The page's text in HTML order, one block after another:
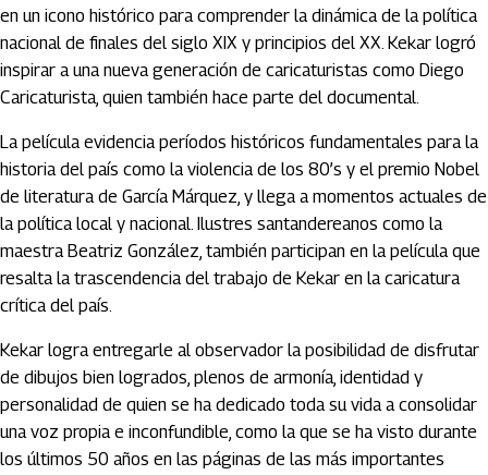
en un icono histórico para comprender la dinámica de la política
nacional de finales del siglo XIX y principios del XX. Kekar logró
inspirar a una nueva generación de caricaturistas como Diego
Caricaturista, quien también hace parte del documental.
La película evidencia períodos históricos fundamentales para la
historia del país como la violencia de los 80’s y el premio Nobel
de literatura de García Márquez, y llega a momentos actuales de
la política local y nacional. Ilustres santandereanos como la
maestra Beatriz González, también participan en la película que
resalta la trascendencia del trabajo de Kekar en la caricatura
crítica del país.
Kekar logra entregarle al observador la posibilidad de disfrutar
de dibujos bien logrados, plenos de armonía, identidad y
personalidad de quien se ha dedicado toda su vida a consolidar
una voz propia e inconfundible, como la que se ha visto durante
los últimos 50 años en las páginas de las más importantes